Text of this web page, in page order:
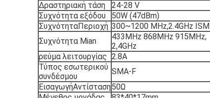
Δραστηριακή τάση
24-28 V
Συχνότητα εξόδου
50W (47dBm)
ΣυχνότηταΠεριοχή 300~1200 MHz,2.4GHz ISM
Συχνότητα Mian
433MHz 868MHz 915MHz,
2,4GHz
ρεύμα λειτουργίας 2.8Α
Τύπος εσωτερικού
συνδέσμου
SMA-F
ΕισαγωγήΑντίσταση50Ω